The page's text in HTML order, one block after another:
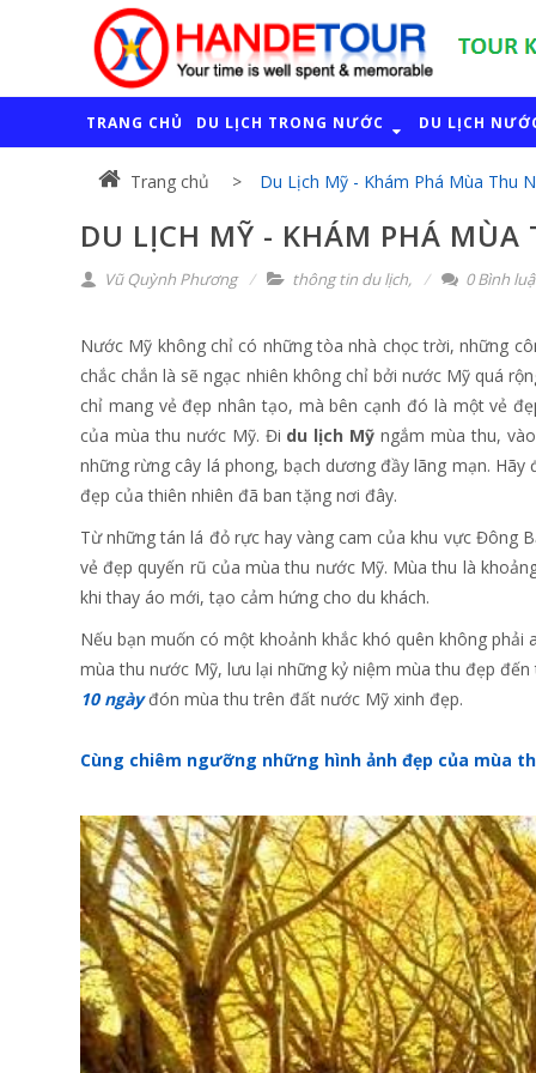
TRANG CHỦ DU LỊCH TRONG NƯỚC DU LỊCH
Trang chủ Du Lịch Mỹ - Khám Phá Mùa Thu
DU LỊCH MỸ - KHÁM PHÁ MÙA
Vũ Quỳnh Phương thông tin du lịch, 0 Bình
Nước Mỹ không chỉ có những tòa nhà chọc trời, những
chắc chắn là sẽ ngạc nhiên không chỉ bởi nước Mỹ quá
chỉ mang vẻ đẹp nhân tạo, mà bên cạnh đó là một vẻ
của mùa thu nước Mỹ. Đi du lịch Mỹ ngắm mùa thu,
những rừng cây lá phong, bạch dương đầy lãng mạn. Hãy
đẹp của thiên nhiên đã ban tặng nơi đây.
Từ những tán lá đỏ rực hay vàng cam của khu vực Đông
vẻ đẹp quyến rũ của mùa thu nước Mỹ. Mùa thu là
khi thay áo mới, tạo cảm hứng cho du khách.
Nếu bạn muốn có một khoảnh khắc khó quên không
mùa thu nước Mỹ, lưu lại những kỷ niệm mùa thu đẹp
10 ngàyđón mùa thu trên đất nước Mỹ xinh đẹp.
Cùng chiêm ngưỡng những hình ảnh đẹp của mùa